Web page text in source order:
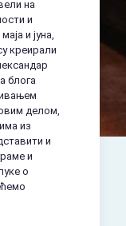
на
и
и јуна,
креирали
блога
делом,
из
и
и
о